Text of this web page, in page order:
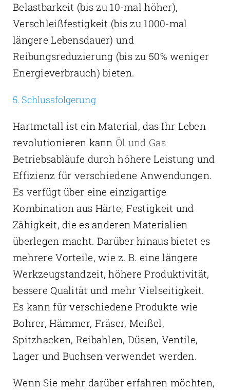
Belastbarkeit (bis zu 10-mal höher),
Verschleißfestigkeit (bis zu 1000-mal
längere Lebensdauer) und
Reibungsreduzierung (bis zu 50% weniger
Energieverbrauch) bieten.
5. Schlussfolgerung
Hartmetall ist ein Material, das Ihr Leben
revolutionieren kann Öl und Gas
Betriebsabläufe durch höhere Leistung und
Effizienz für verschiedene Anwendungen.
Es verfügt über eine einzigartige
Kombination aus Härte, Festigkeit und
Zähigkeit, die es anderen Materialien
überlegen macht. Darüber hinaus bietet es
mehrere Vorteile, wie z. B. eine längere
Werkzeugstandzeit, höhere Produktivität,
bessere Qualität und mehr Vielseitigkeit.
Es kann für verschiedene Produkte wie
Bohrer, Hämmer, Fräser, Meißel,
Spitzhacken, Reibahlen, Düsen, Ventile,
Lager und Buchsen verwendet werden.
Wenn Sie mehr darüber erfahren möchten,